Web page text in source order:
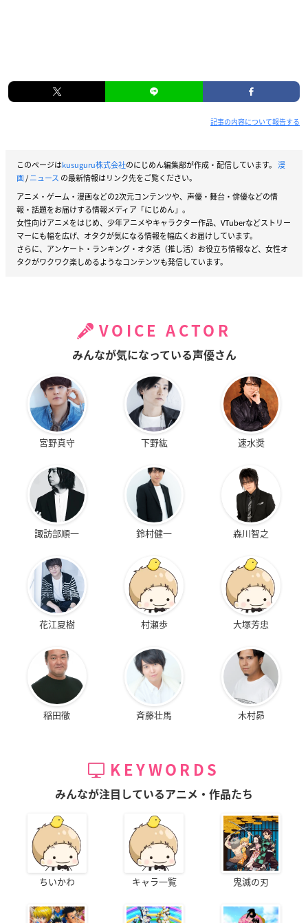
記事の内容について報告する
このページはkusuguru株式会社のにじめん編集部が作成・配信しています。 漫
画/ニュース の最新情報はリンク先をご覧ください。
アニメ・ゲーム・漫画などの2次元コンテンツや、声優・舞台・俳優などの情
報・話題をお届けする情報メディア「にじめん」。
女性向けアニメをはじめ、少年アニメやキャラクター作品、VTuberなどストリー
マーにも幅を広げ、オタクが気になる情報を幅広くお届けしています。
さらに、アンケート・ランキング・オタ活（推し活）お役立ち情報など、女性オ
タクがワクワク楽しめるようなコンテンツも発信しています。
VOICE ACTOR
みんなが気になっている声優さん
宮野真守 下野紘 速水奨
諏訪部順一 鈴村健一 森川智之
花江夏樹 村瀬歩 大塚芳忠
稲田徹 斉藤壮馬 木村昴
KEYWORDS
みんなが注目しているアニメ・作品たち
ちいかわ キャラ一覧 鬼滅の刃